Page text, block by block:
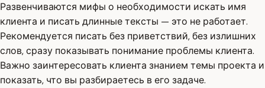
Развенчиваются мифы о необходимости искать имя
клиента и писать длинные тексты — это не работает.
Рекомендуется писать без приветствий, без излишних
слов, сразу показывать понимание проблемы клиента.
Важно заинтересовать клиента знанием темы проекта и
показать, что вы разбираетесь в его задаче.